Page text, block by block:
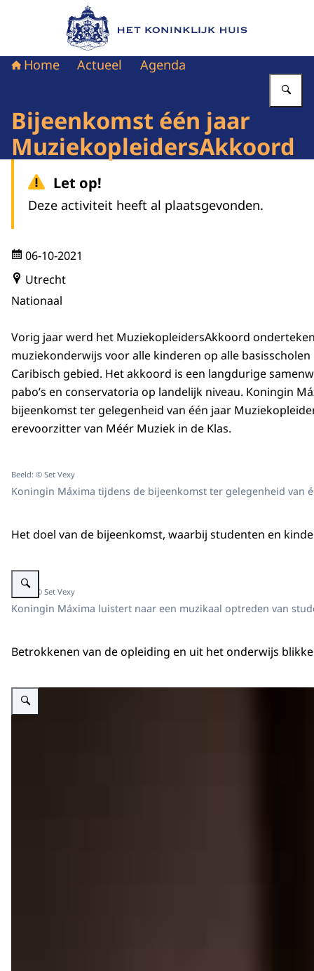
Naar de homepage van Het Koninklijk Huis
Home Actueel Agenda
Bijeenkomst één jaar
MuziekopleidersAkkoord
Let op!
Deze activiteit heeft al plaatsgevonden.
06-10-2021
Utrecht
Nationaal
Vorig jaar werd het MuziekopleidersAkkoord
muziekonderwijs voor alle kinderen op alle
Caribisch gebied. Het akkoord is een langdurige
pabo’s en conservatoria op landelijk niveau. Koningin
bijeenkomst ter gelegenheid van één jaar
erevoorzitter van Méér Muziek in de Klas.
Beeld: © Set Vexy
Koningin Máxima tijdens de bijeenkomst ter gelegenheid van
Het doel van de bijeenkomst, waarbij studenten en
Vergroot afbeelding Koningin Máxima bij bijeenkomst ter gelegenheid van
Beeld: © Set Vexy
Koningin Máxima luistert naar een muzikaal optreden van
Betrokkenen van de opleiding en uit het onderwijs
Vergroot afbeelding Koningin Máxima bij bijeenkomst ter gelegenheid van